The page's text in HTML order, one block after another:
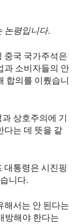
논평입니다.
중국 국가주석은
과 소비자들의 안
합의를 이뤘습니
상호주의에 기
다는 데 뜻을 같
대통령은 시진핑
니다.
해서는 안 된다는
방해야 한다는